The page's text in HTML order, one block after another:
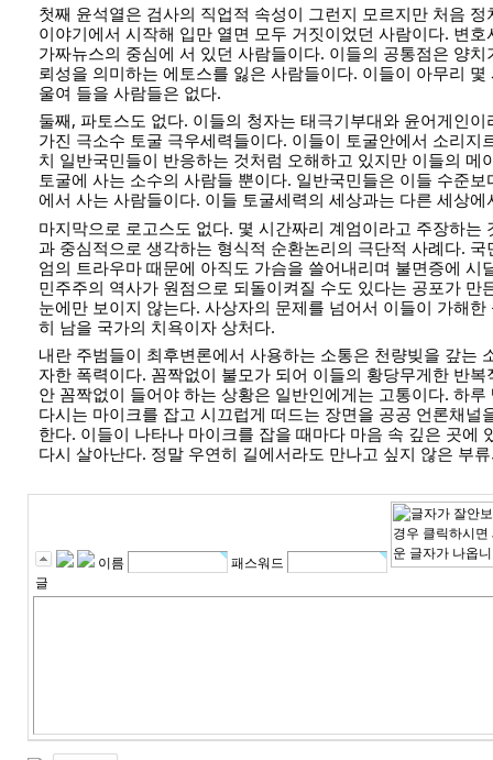
첫째 윤석열은 검사의 직업적 속성이 그런지 모르지만 처음
이야기에서 시작해 입만 열면 모두 거짓이었던 사람이다. 변
가짜뉴스의 중심에 서 있던 사람들이다. 이들의 공통점은 양
뢰성을 의미하는 에토스를 잃은 사람들이다. 이들이 아무리
울여 들을 사람들은 없다.
둘째, 파토스도 없다. 이들의 청자는 태극기부대와 윤어게인
가진 극소수 토굴 극우세력들이다. 이들이 토굴안에서 소리지
치 일반국민들이 반응하는 것처럼 오해하고 있지만 이들의 메
토굴에 사는 소수의 사람들 뿐이다. 일반국민들은 이들 수준
에서 사는 사람들이다. 이들 토굴세력의 세상과는 다른 세상
마지막으로 로고스도 없다. 몇 시간짜리 계엄이라고 주장하는
과 중심적으로 생각하는 형식적 순환논리의 극단적 사례다.
엄의 트라우마 때문에 아직도 가슴을 쓸어내리며 불면증에 시
민주주의 역사가 원점으로 되돌이켜질 수도 있다는 공포가 만
눈에만 보이지 않는다. 사상자의 문제를 넘어서 이들이 가해
히 남을 국가의 치욕이자 상처다.
내란 주범들이 최후변론에서 사용하는 소통은 천량빚을 갚는
자한 폭력이다. 꼼짝없이 불모가 되어 이들의 황당무게한 반
안 꼼짝없이 들어야 하는 상황은 일반인에게는 고통이다. 하
다시는 마이크를 잡고 시끄럽게 떠드는 장면을 공공 언론채널
한다. 이들이 나타나 마이크를 잡을 때마다 마음 속 깊은 곳에
다시 살아난다. 정말 우연히 길에서라도 만나고 싶지 않은 부
이름
패스워드
글